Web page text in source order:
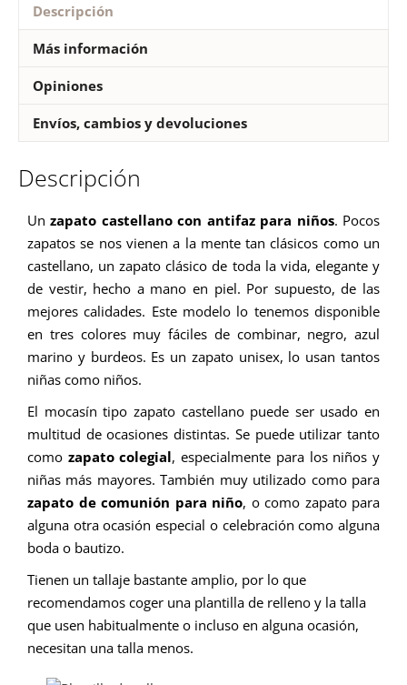
Descripción
Más información
Opiniones
Envíos, cambios y devoluciones
Descripción
Unzapato castellano con antifaz para niños. Pocos
zapatos se nos vienen a la mente tan clásicos como un
castellano, un zapato clásico de toda la vida, elegante y
de vestir, hecho a mano en piel. Por supuesto, de las
mejores calidades. Este modelo lo tenemos disponible
en tres colores muy fáciles de combinar, negro, azul
marino y burdeos. Es un zapato unisex, lo usan tantos
niñas como niños.
El mocasín tipo zapato castellano puede ser usado en
multitud de ocasiones distintas. Se puede utilizar tanto
como zapato colegial, especialmente para los niños y
niñas más mayores. También muy utilizado como para
zapato de comunión para niño, o como zapato para
alguna otra ocasión especial o celebración como alguna
boda o bautizo.
Tienen un tallaje bastante amplio, por lo que
recomendamos coger una plantilla de relleno y la talla
que usen habitualmente o incluso en alguna ocasión,
necesitan una talla menos.